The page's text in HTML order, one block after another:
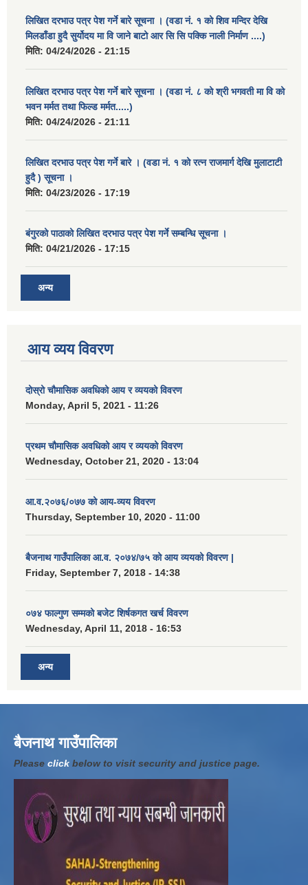
लिखित दरभाउ पत्र पेश गर्ने बारे सूचना । (वडा नं. १ को शिव मन्दिर देखि
मिलडाँडा हुदै सुर्योदय मा वि जाने बाटो आर सि सि पक्कि नाली निर्माण ....)
मिति: 04/24/2026 - 21:15
लिखित दरभाउ पत्र पेश गर्ने बारे सूचना । (वडा नं. ८ को श्री भगवती मा वि को
भवन मर्मत तथा फिल्ड मर्मत.....)
मिति: 04/24/2026 - 21:11
लिखित दरभाउ पत्र पेश गर्ने बारे । (वडा नं. १ को रत्न राजमार्ग देखि मुलाटाटी
हुदै ) सूचना ।
मिति: 04/23/2026 - 17:19
बंगुरको पाठाको लिखित दरभाउ पत्र पेश गर्ने सम्बन्धि सूचना ।
मिति: 04/21/2026 - 17:15
अन्य
आय व्यय विवरण
दोस्रो चौमासिक अवधिको आय र व्ययको विवरण
Monday, April 5, 2021 - 11:26
प्रथम चौमासिक अवधिको आय र व्ययको विवरण
Wednesday, October 21, 2020 - 13:04
आ.व.२०७६/०७७ को आय-व्यय विवरण
Thursday, September 10, 2020 - 11:00
बैजनाथ गाउँपालिका आ.व. २०७४/७५ को आय व्ययको विवरण |
Friday, September 7, 2018 - 14:38
०७४ फाल्गुण सम्मको बजेट शिर्षकगत खर्च विवरण
Wednesday, April 11, 2018 - 16:53
अन्य
बैजनाथ गाउँपालिका
Please click below to visit security and justice page.